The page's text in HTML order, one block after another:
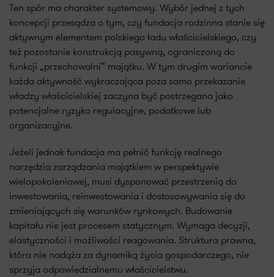
Ten spór ma charakter systemowy. Wybór jednej z tych
koncepcji przesądza o tym, czy fundacja rodzinna stanie się
aktywnym elementem polskiego ładu właścicielskiego, czy
też pozostanie konstrukcją pasywną, ograniczoną do
funkcji „przechowalni” majątku. W tym drugim wariancie
każda aktywność wykraczająca poza samo przekazanie
władzy właścicielskiej zaczyna być postrzegana jako
potencjalne ryzyko regulacyjne, podatkowe lub
organizacyjne.
Jeżeli jednak fundacja ma pełnić funkcję realnego
narzędzia zarządzania majątkiem w perspektywie
wielopokoleniowej, musi dysponować przestrzenią do
inwestowania, reinwestowania i dostosowywania się do
zmieniających się warunków rynkowych. Budowanie
kapitału nie jest procesem statycznym. Wymaga decyzji,
elastyczności i możliwości reagowania. Struktura prawna,
która nie nadąża za dynamiką życia gospodarczego, nie
sprzyja odpowiedzialnemu właścicielstwu.